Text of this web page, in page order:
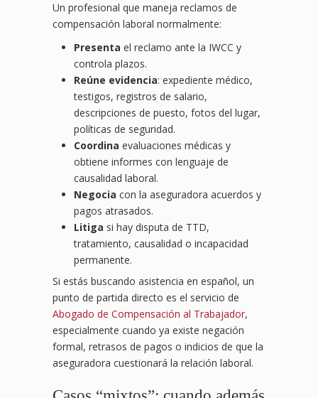
Un profesional que maneja reclamos de
compensación laboral normalmente:
Presenta el reclamo ante la IWCC y
controla plazos.
Reúne evidencia: expediente médico,
testigos, registros de salario,
descripciones de puesto, fotos del lugar,
políticas de seguridad.
Coordina evaluaciones médicas y
obtiene informes con lenguaje de
causalidad laboral.
Negocia con la aseguradora acuerdos y
pagos atrasados.
Litiga si hay disputa de TTD,
tratamiento, causalidad o incapacidad
permanente.
Si estás buscando asistencia en español, un
punto de partida directo es el servicio de
Abogado de Compensación al Trabajador,
especialmente cuando ya existe negación
formal, retrasos de pagos o indicios de que la
aseguradora cuestionará la relación laboral.